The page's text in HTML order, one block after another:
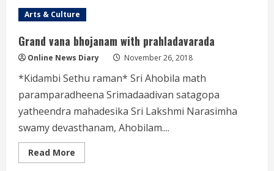
CARTOON
Arts & Culture
Grand vana bhojanam with prahladavarada
Online News Diary November 26, 2018
*Kidambi Sethu raman* Sri Ahobila math
paramparadheena Srimadaadivan satagopa
yatheendra mahadesika Sri Lakshmi Narasimha
swamy devasthanam, Ahobilam....
Read More
more